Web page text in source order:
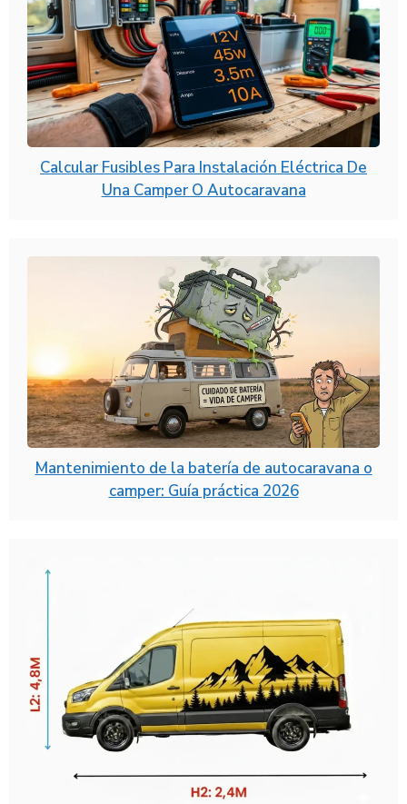
Calcular Fusibles Para Instalación Eléctrica De
Una Camper O Autocaravana
Mantenimiento de la batería de autocaravana o
camper: Guía práctica 2026